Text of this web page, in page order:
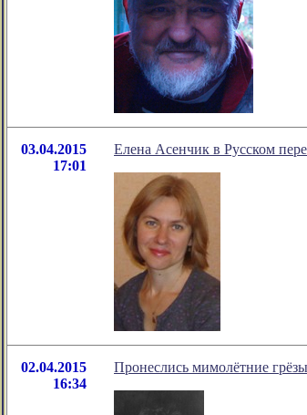
03.04.2015
17:01
Елена Асенчик в Русском
02.04.2015
16:34
Пронеслись мимолётние грёзы